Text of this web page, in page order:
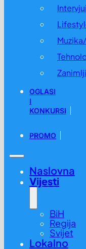
Intervjui
OGLASI
I
KONKURSI
PROMO
Naslovna
Vijesti
BiH
Regija
Svijet
Lokalno